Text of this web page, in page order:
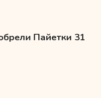
Пайетки 31